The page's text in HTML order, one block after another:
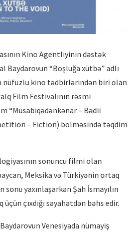
Kino Agentliyinin dəstək
Baydarovun “Boşluğa xütbə” adlı
nüfuzlu kino tədbirlərindən biri olan
Film Festivalının rəsmi
“Müsabiqədənkənar – Bədii
– Fiction) bölməsində təqdim
sonuncu filmi olan
Meksika və Türkiyənin ortaq
sonu yaxınlaşarkən Şah İsmayılın
çıxdığı səyahətdən bəhs edir.
Venesiyada nümayiş